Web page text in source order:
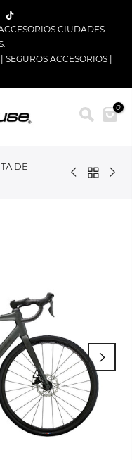
CIUDADES
SEGUROS ACCESORIOS
0
DE